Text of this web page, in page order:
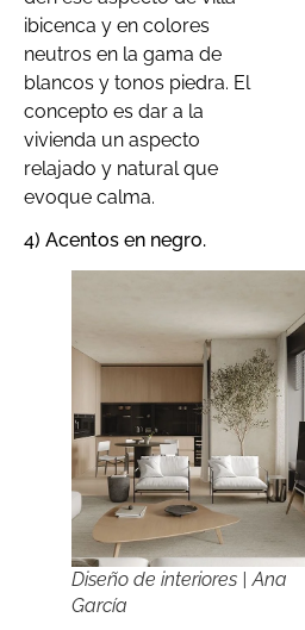
ibicenca y en colores
neutros en la gama de
blancos y tonos piedra. El
concepto es dar a la
vivienda un aspecto
relajado y natural que
evoque calma.
4) Acentos en negro.
Diseño de interiores | Ana
García